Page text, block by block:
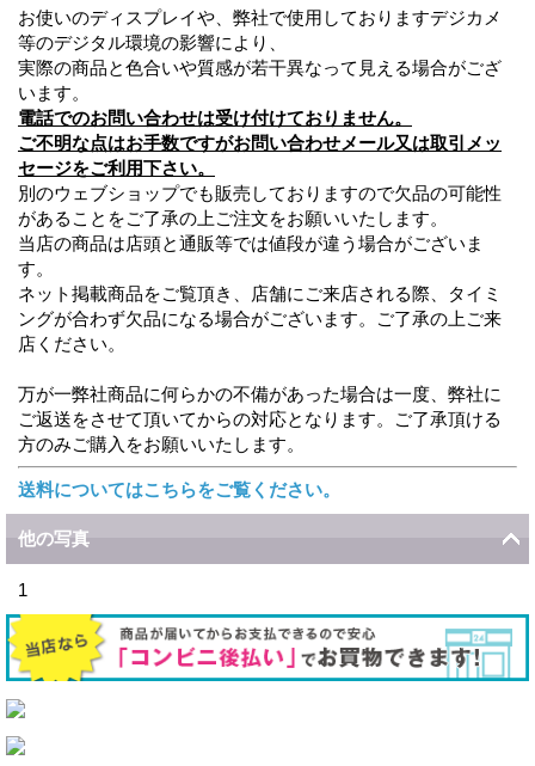
お使いのディスプレイや、弊社で使用しておりますデジカメ
等のデジタル環境の影響により、
実際の商品と色合いや質感が若干異なって見える場合がござ
います。
電話でのお問い合わせは受け付けておりません。
ご不明な点はお手数ですがお問い合わせメール又は取引メッ
セージをご利用下さい。
別のウェブショップでも販売しておりますので欠品の可能性
があることをご了承の上ご注文をお願いいたします。
当店の商品は店頭と通販等では値段が違う場合がございま
す。
ネット掲載商品をご覧頂き、店舗にご来店される際、タイミ
ングが合わず欠品になる場合がございます。ご了承の上ご来
店ください。
万が一弊社商品に何らかの不備があった場合は一度、弊社に
ご返送をさせて頂いてからの対応となります。ご了承頂ける
方のみご購入をお願いいたします。
送料についてはこちらをご覧ください。
他の写真
1